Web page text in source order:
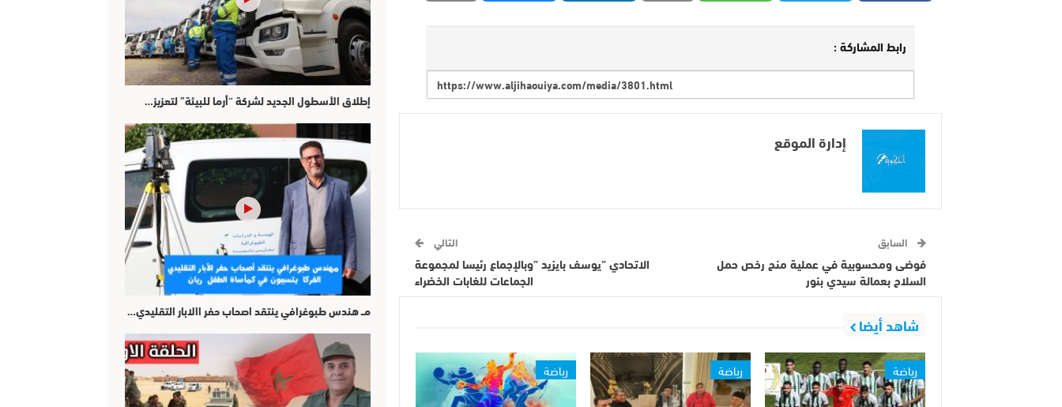
رابط المشاركة :
إدارة الموقع
السابق
فوضى ومحسوبية في عملية منح رخص حمل
السلاح بعمالة سيدي بنور
التالي
الاتحادي ”يوسف بايزيد ”وبالإجماع رئيسا لمجموعة
الجماعات للغابات الخضراء
شاهد أيضا
رياضة رياضة رياضة
إطلاق الأسطول الجديد لشركة “أرما للبيئة” لتعزيز…
مــ هندس طبوغرافي ينتقد اصحاب حفر االابار التقليدي…